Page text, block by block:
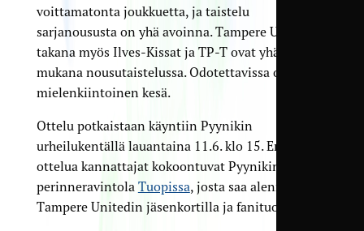
voittamatonta joukkuetta, ja taistelu
sarjanoususta on yhä avoinna. Tampere Unitedin
takana myös Ilves-Kissat ja TP-T ovat yhä täysillä
mukana nousutaistelussa. Odotettavissa on
mielenkiintoinen kesä.
Ottelu potkaistaan käyntiin Pyynikin
urheilukentällä lauantaina 11.6. klo 15. Ennen
ottelua kannattajat kokoontuvat Pyynikintorin
perinneravintola Tuopissa, josta saa alennuksia
Tampere Unitedin jäsenkortilla ja fanituotteilla.